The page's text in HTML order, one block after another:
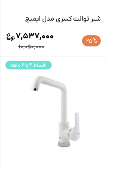
شیر توالت کسری مدل ایمیج
25%
10,050,000
7,537,000